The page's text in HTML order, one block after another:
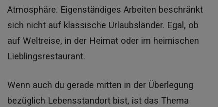
Atmosphäre. Eigenständiges Arbeiten beschränkt
sich nicht auf klassische Urlaubsländer. Egal, ob
auf Weltreise, in der Heimat oder im heimischen
Lieblingsrestaurant.
Wenn auch du gerade mitten in der Überlegung
bezüglich Lebensstandort bist, ist das Thema